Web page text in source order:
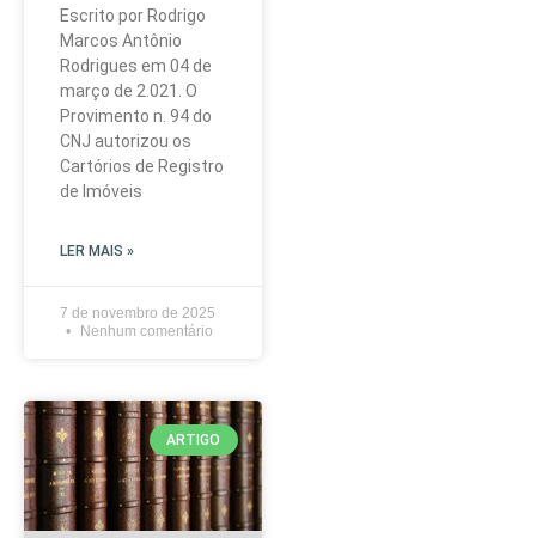
Escrito por Rodrigo
Marcos Antônio
Rodrigues em 04 de
março de 2.021. O
Provimento n. 94 do
CNJ autorizou os
Cartórios de Registro
de Imóveis
LER MAIS »
7 de novembro de 2025
Nenhum comentário
ARTIGO